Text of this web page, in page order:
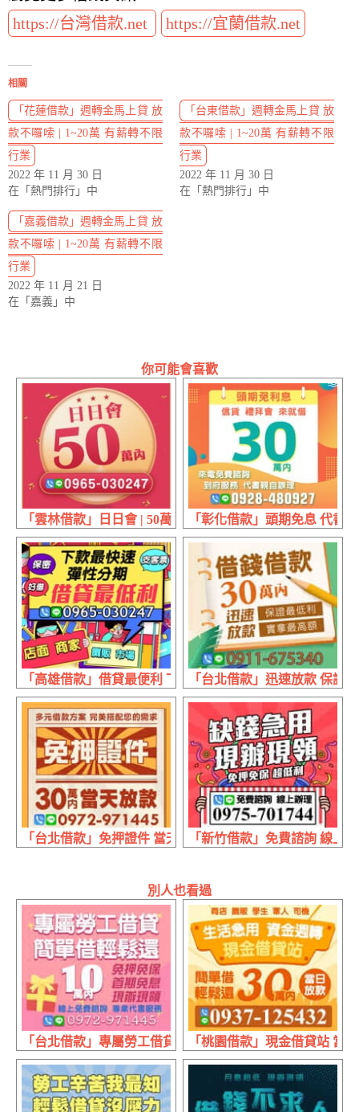
https://台灣借款.net
https://宜蘭借款.net
相關
「花蓮借款」週轉金馬上貸 放
款不囉嗦 | 1~20萬 有薪轉不限
行業
2022 年 11 月 30 日
在「熱門排行」中
「台東借款」週轉金馬上貸 放
款不囉嗦 | 1~20萬 有薪轉不限
行業
2022 年 11 月 30 日
在「熱門排行」中
「嘉義借款」週轉金馬上貸 放
款不囉嗦 | 1~20萬 有薪轉不限
行業
2022 年 11 月 21 日
在「嘉義」中
你可能會喜歡
「雲林借款」日日會 | 50萬內 「彰化借款」頭期免息 代書
「高雄借款」借貸最便利 下款最快速| 彈性分期 保密好借
「台北借款」迅速放款 保證
「台北借款」免押證件 當天放款 | 30萬內 多元借款方案完
「新竹借款」免費諮詢 線上
別人也看過
「台北借款」專屬勞工借貸 線上免費諮詢 | 10萬內 首期免
「桃園借款」現金借貸站 當